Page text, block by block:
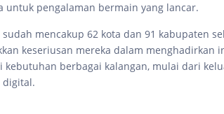
untuk pengalaman bermain yang lancar.
mencakup 62 kota dan 91 kabupaten
keseriusan mereka dalam menghadirkan
kebutuhan berbagai kalangan, mulai dari
digital.